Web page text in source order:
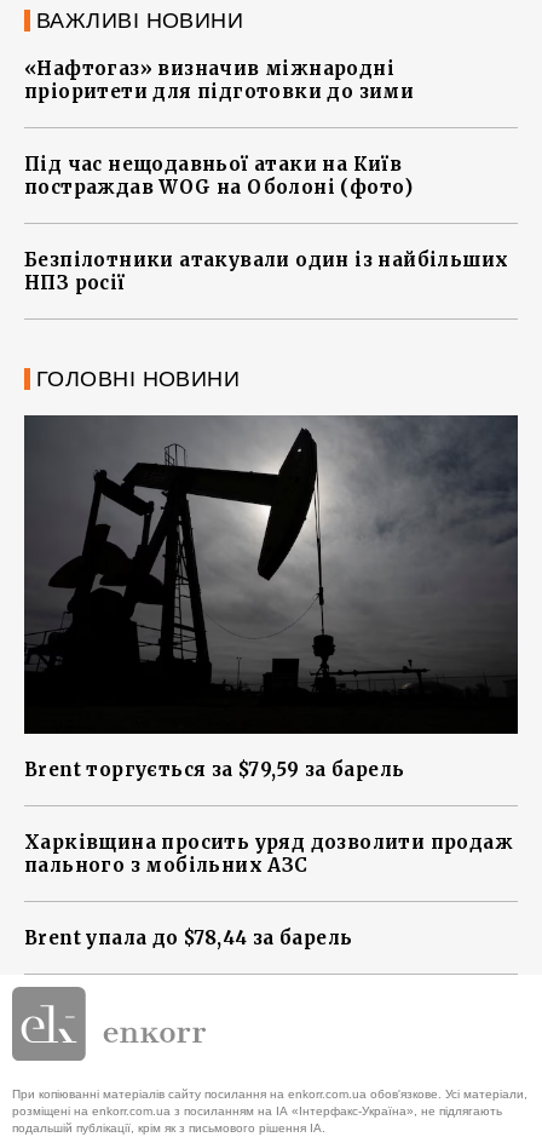
ВАЖЛИВІ НОВИНИ
«Нафтогаз» визначив міжнародні
пріоритети для підготовки до зими
Під час нещодавньої атаки на Київ
постраждав WOG на Оболоні (фото)
Безпілотники атакували один із найбільших
НПЗ росії
ГОЛОВНІ НОВИНИ
Brent торгується за $79,59 за барель
Харківщина просить уряд дозволити продаж
пального з мобільних АЗС
Brent упала до $78,44 за барель
При копіюванні матеріалів сайту посилання на enkorr.com.ua обов'язкове. Усі матеріали,
розміщені на enkorr.com.ua з посиланням на ІА «Інтерфакс-Україна», не підлягають
подальшій публікації, крім як з письмового рішення ІА.